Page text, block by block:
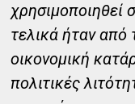
χρησιμοποιηθεί
τελικά ήταν από
οικονομική
πολιτικές